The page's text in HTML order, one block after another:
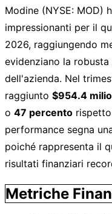
Modine (NYSE: MOD)
impressionanti per il
2026, raggiungendo
evidenziano la
dell'azienda. Nel
raggiunto $954.4
o 47 percento
performance segna
poiché rappresenta il
risultati finanziari
Metriche